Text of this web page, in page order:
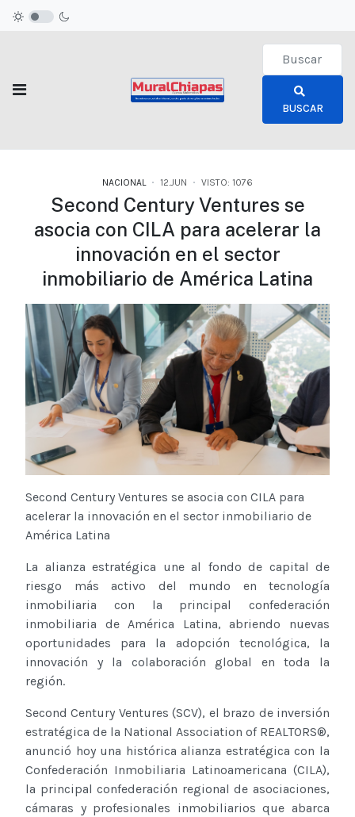
Type 2 or
BUSCAR
NACIONAL 12.JUN VISTO: 1076
Second Century Ventures se
asocia con CILA para acelerar la
innovación en el sector
inmobiliario de América Latina
Second Century Ventures se asocia con CILA para
acelerar la innovación en el sector inmobiliario de
América Latina
La alianza estratégica une al fondo de capital de
riesgo más activo del mundo en tecnología
inmobiliaria con la principal confederación
inmobiliaria de América Latina, abriendo nuevas
oportunidades para la adopción tecnológica, la
innovación y la colaboración global en toda la
región.
Second Century Ventures (SCV), el brazo de inversión
estratégica de la National Association of REALTORS®,
anunció hoy una histórica alianza estratégica con la
Confederación Inmobiliaria Latinoamericana (CILA),
la principal confederación regional de asociaciones,
cámaras y profesionales inmobiliarios que abarca